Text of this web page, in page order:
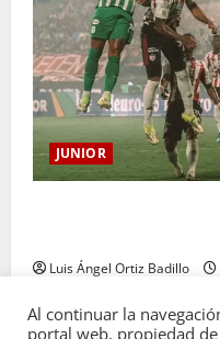
JUNIOR
Luis Ángel Ortiz Badillo
Al continuar la
portal web, propiedad de